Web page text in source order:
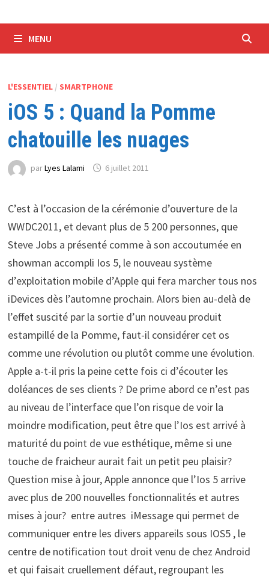
MENU
L'ESSENTIEL/ SMARTPHONE
iOS 5 : Quand la Pomme
chatouille les nuages
parLyes Lalami 6 juillet 2011
C’est à l’occasion de la cérémonie d’ouverture de la
WWDC2011, et devant plus de 5 200 personnes, que
Steve Jobs a présenté comme à son accoutumée en
showman accompli Ios 5, le nouveau système
d’exploitation mobile d’Apple qui fera marcher tous nos
iDevices dès l’automne prochain. Alors bien au-delà de
l’effet suscité par la sortie d’un nouveau produit
estampillé de la Pomme, faut-il considérer cet os
comme une révolution ou plutôt comme une évolution.
Apple a-t-il pris la peine cette fois ci d’écouter les
doléances de ses clients ? De prime abord ce n’est pas
au niveau de l’interface que l’on risque de voir la
moindre modification, peut être que l’Ios est arrivé à
maturité du point de vue esthétique, même si une
touche de fraicheur aurait fait un petit peu plaisir?
Question mise à jour, Apple annonce que l’Ios 5 arrive
avec plus de 200 nouvelles fonctionnalités et autres
mises à jour? entre autres iMessage qui permet de
communiquer entre les divers appareils sous IOS5 , le
centre de notification tout droit venu de chez Android
et qui faisait cruellement défaut, regroupant les